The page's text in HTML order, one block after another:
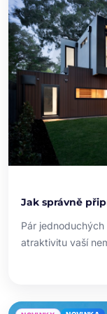
Jak správně
Pár
atraktivitu vaší